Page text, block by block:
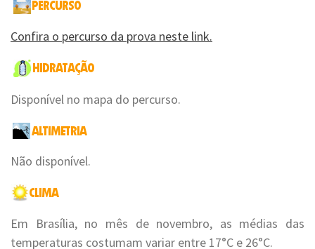
Confira o percurso da prova neste link.
Disponível no mapa do percurso.
Não disponível.
Em Brasília, no mês de novembro, as médias das
temperaturas costumam variar entre 17°C e 26°C.